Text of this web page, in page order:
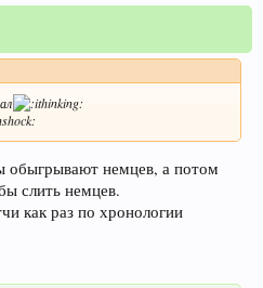
обыгрывают немцев, а потом
слить немцев.
как раз по хронологии